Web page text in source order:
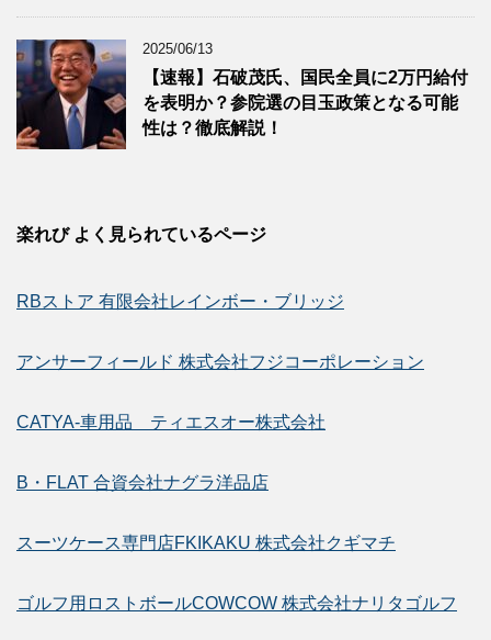
2025/06/13
【速報】石破茂氏、国民全員に2万円給付
を表明か？参院選の目玉政策となる可能
性は？徹底解説！
楽れび よく見られているページ
RBストア 有限会社レインボー・ブリッジ
アンサーフィールド 株式会社フジコーポレーション
CATYA-車用品 ティエスオー株式会社
B・FLAT 合資会社ナグラ洋品店
スーツケース専門店FKIKAKU 株式会社クギマチ
ゴルフ用ロストボールCOWCOW 株式会社ナリタゴルフ